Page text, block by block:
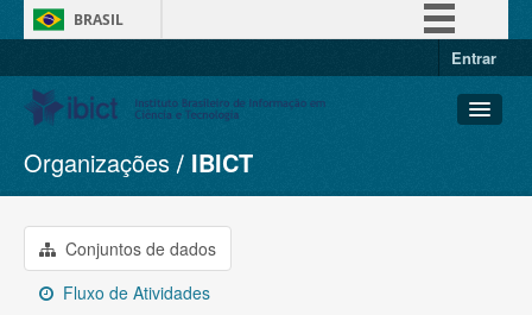
BRASIL
Entrar
Conjuntos de dados
Organizações
Grupos
Sobre
Organizações IBICT
Conjuntos de dados
Fluxo de Atividades